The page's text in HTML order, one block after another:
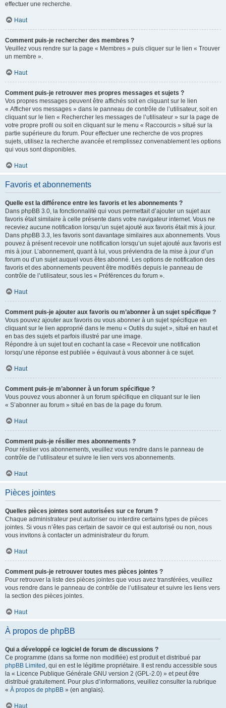
effectuer une recherche.
Haut
Comment puis-je rechercher des membres ?
Veuillez vous rendre sur la page « Membres » puis cliquer sur le lien « Trouver
un membre ».
Haut
Comment puis-je retrouver mes propres messages et sujets ?
Vos propres messages peuvent être affichés soit en cliquant sur le lien
« Afficher vos messages » dans le panneau de contrôle de l’utilisateur, soit en
cliquant sur le lien « Rechercher les messages de l’utilisateur » sur la page de
votre propre profil ou soit en cliquant sur le menu « Raccourcis » situé sur la
partie supérieure du forum. Pour effectuer une recherche de vos propres
sujets, utilisez la recherche avancée et remplissez convenablement les options
qui vous sont disponibles.
Haut
Favoris et abonnements
Quelle est la différence entre les favoris et les abonnements ?
Dans phpBB 3.0, la fonctionnalité qui vous permettait d’ajouter un sujet aux
favoris était similaire à celle présente dans votre navigateur internet. Vous ne
receviez aucune notification lorsqu’un sujet ajouté aux favoris était mis à jour.
Dans phpBB 3.3, les favoris sont davantage similaires aux abonnements. Vous
pouvez à présent recevoir une notification lorsqu’un sujet ajouté aux favoris est
mis à jour. L’abonnement, quant à lui, vous préviendra de la mise à jour d’un
forum ou d’un sujet auquel vous êtes abonné. Les options de notification des
favoris et des abonnements peuvent être modifiés depuis le panneau de
contrôle de l’utilisateur, sous les « Préférences du forum ».
Haut
Comment puis-je ajouter aux favoris ou m’abonner à un sujet spécifique ?
Vous pouvez ajouter aux favoris ou vous abonner à un sujet spécifique en
cliquant sur le lien approprié dans le menu « Outils du sujet », situé en haut et
en bas des sujets et parfois illustré par une image.
Répondre à un sujet tout en cochant la case « Recevoir une notification
lorsqu’une réponse est publiée » équivaut à vous abonner à ce sujet.
Haut
Comment puis-je m’abonner à un forum spécifique ?
Vous pouvez vous abonner à un forum spécifique en cliquant sur le lien
« S’abonner au forum » situé en bas de la page du forum.
Haut
Comment puis-je résilier mes abonnements ?
Pour résilier vos abonnements, veuillez vous rendre dans le panneau de
contrôle de l’utilisateur et suivre le lien vers vos abonnements.
Haut
Pièces jointes
Quelles pièces jointes sont autorisées sur ce forum ?
Chaque administrateur peut autoriser ou interdire certains types de pièces
jointes. Si vous n’êtes pas certain de savoir ce qui est autorisé ou non, nous
vous invitons à contacter un administrateur du forum.
Haut
Comment puis-je retrouver toutes mes pièces jointes ?
Pour retrouver la liste des pièces jointes que vous avez transférées, veuillez
vous rendre dans le panneau de contrôle de l’utilisateur et suivre les liens vers
la section des pièces jointes.
Haut
À propos de phpBB
Qui a développé ce logiciel de forum de discussions ?
Ce programme (dans sa forme non modifiée) est produit et distribué par
phpBB Limited , qui en est le légitime propriétaire. Il est rendu accessible sous
la « Licence Publique Générale GNU version 2 (GPL-2.0) » et peut être
distribué gratuitement. Pour plus d’informations, veuillez consulter la rubrique
« À propos de phpBB » (en anglais).
Haut